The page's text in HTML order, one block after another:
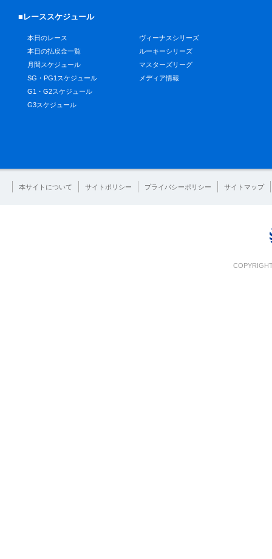
■レーススケジュール
本日のレース
本日の払戻金一覧
月間スケジュール
SG・PG1スケジュール
G1・G2スケジュール
G3スケジュール
ヴィーナスシリーズ
ルーキーシリーズ
マスターズリーグ
メディア情報
本サイトについて サイトポリシー プライバシーポリシー サイトマップ